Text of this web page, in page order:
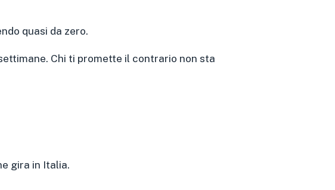
quasi da zero.
Chi ti promette il contrario non sta
gira in Italia.